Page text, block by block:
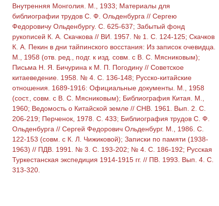
Внутренняя Монголия. М., 1933; Материалы для
библиографии трудов С. Ф. Ольденбурга // Сергею
Федоровичу Ольденбургу. С. 625-637; Забытый фонд
рукописей К. А. Скачкова // ВИ. 1957. № 1. С. 124-125; Скачков
К. А. Пекин в дни тайпинского восстания: Из записок очевидца.
М., 1958 (отв. ред., подг. к изд. совм. с В. С. Мясниковым);
Письма Н. Я. Бичурина к М. П. Погодину // Советское
китаеведение. 1958. № 4. С. 136-148; Русско-китайские
отношения. 1689-1916: Официальные документы. М., 1958
(сост., совм. с В. С. Мясниковым); Библиография Китая. М.,
1960; Ведомость о Китайской земле // СНВ. 1961. Вып. 2. С.
206-219; Перченок, 1978. С. 433; Библиография трудов С. Ф.
Ольденбурга // Сергей Федорович Ольденбург. М., 1986. С.
122-153 (совм. с К. Л. Чижиковой); Записки по памяти (1938-
1963) // ПДВ. 1991. № 3. С. 193-202; № 4. С. 186-192; Русская
Туркестанская экспедиция 1914-1915 гг. // ПВ. 1993. Вып. 4. С.
313-320.